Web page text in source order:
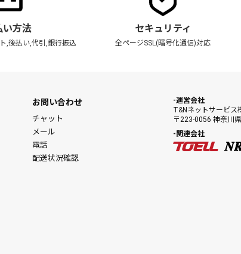
い方法
,後払い,代引,銀行振込
セキュリティ
全ページSSL(暗号化通信)対応
お問い合わせ
チャット
メール
電話
配送状況確認
運営会社
T&Nネットサービス
〒223-0056 神奈川
関連会社